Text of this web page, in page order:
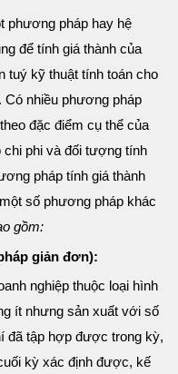
phương pháp hay hệ
để tính giá thành của
tuý kỹ thuật tính toán cho
nhiều phương pháp
đặc điểm cụ thể của
phi và đối tượng tính
pháp tính giá thành
số phương pháp khác
gồm:
giản đơn):
nghiệp thuộc loại hình
ít nhưng sản xuất với số
đã tập hợp được trong kỳ,
kỳ xác định được, kế